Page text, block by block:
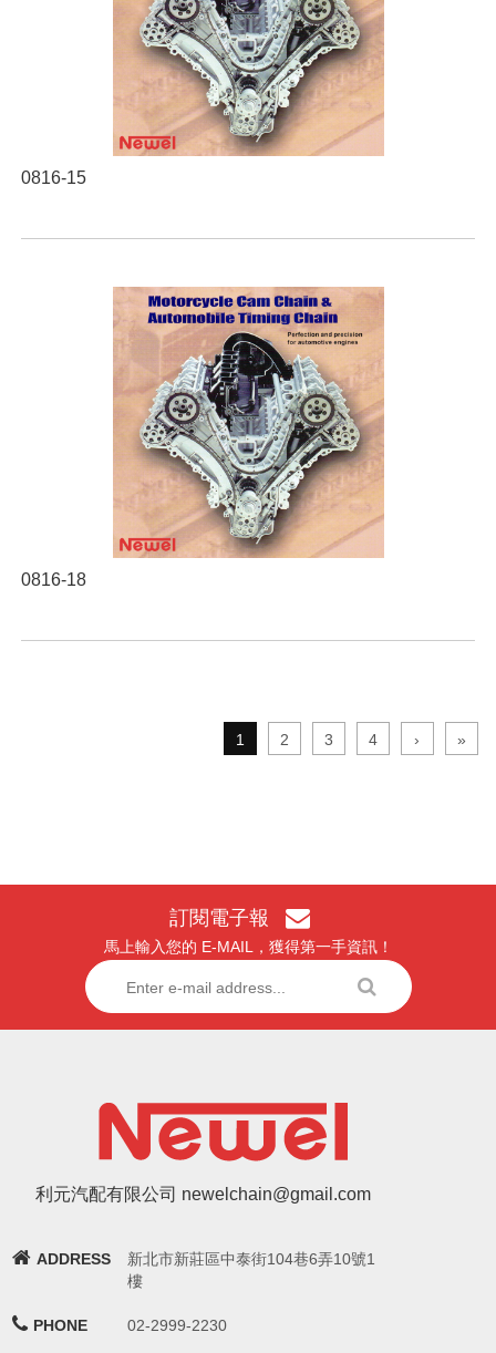
0816-15
0816-18
1 2 3 4 › »
訂閱電子報
馬上輸入您的 E-MAIL，獲得第一手資訊！
利元汽配有限公司 newelchain@gmail.com
ADDRESS
新北市新莊區中泰街104巷6弄10號1
樓
PHONE 02-2999-2230